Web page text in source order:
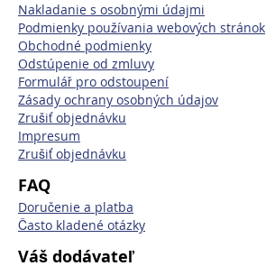
Nakladanie s osobnými údajmi
Podmienky používania webových stránok
Obchodné podmienky
Odstúpenie od zmluvy
Formulář pro odstoupení
Zásady ochrany osobných údajov
Zrušiť objednávku
Impresum
Zrušiť objednávku
FAQ
Doručenie a platba
Často kladené otázky
Váš dodávateľ